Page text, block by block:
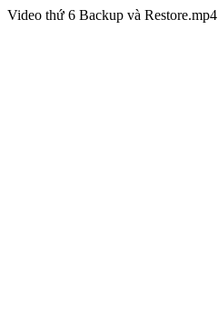
Video thứ 6 Backup và Restore.mp4